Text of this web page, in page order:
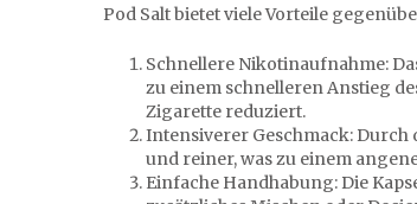
Pod Salt bietet viele Vorteile
Schnellere Nikotinaufnahme:
zu einem schnelleren Anstieg
Zigarette reduziert.
Intensiverer Geschmack: Durch
und reiner, was zu einem
Einfache Handhabung: Die